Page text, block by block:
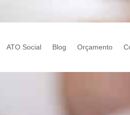
ATO Social Blog Orçamento